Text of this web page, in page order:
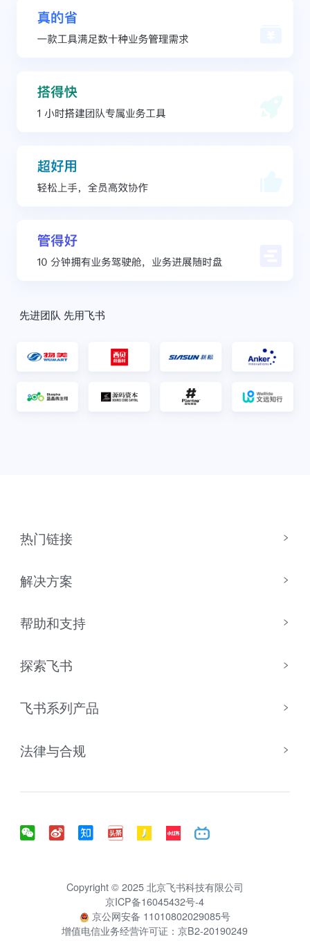
先进团队 先用飞书
热门链接
解决方案
帮助和支持
探索飞书
飞书系列产品
法律与合规
Copyright © 2025 北京飞书科技有限公司
京ICP备16045432号-4
京公网安备 11010802029085号
增值电信业务经营许可证：京B2-20190249